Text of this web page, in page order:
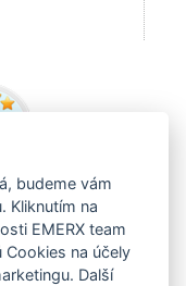
budeme vám
Kliknutím na
EMERX team
na účely
Další